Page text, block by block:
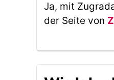
Ja, mit
der Seite von